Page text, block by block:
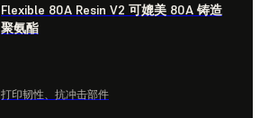
Flexible 80A Resin V2 可媲美 80A 铸造
聚氨酯
打印韧性、抗冲击部件